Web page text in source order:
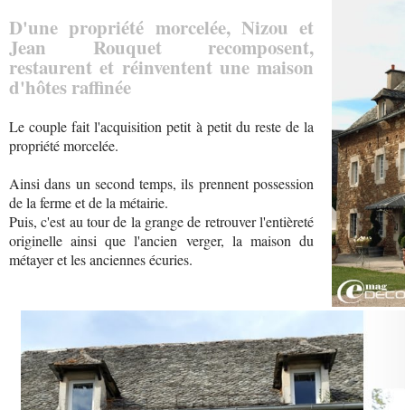
D'une propriété morcelée, Nizou et
Jean Rouquet recomposent,
restaurent et réinventent une maison
d'hôtes raffinée
Le couple fait l'acquisition petit à petit du reste de la
propriété morcelée.
Ainsi dans un second temps, ils prennent possession
de la ferme et de la métairie.
Puis, c'est au tour de la grange de retrouver l'entièreté
originelle ainsi que l'ancien verger, la maison du
métayer et les anciennes écuries.